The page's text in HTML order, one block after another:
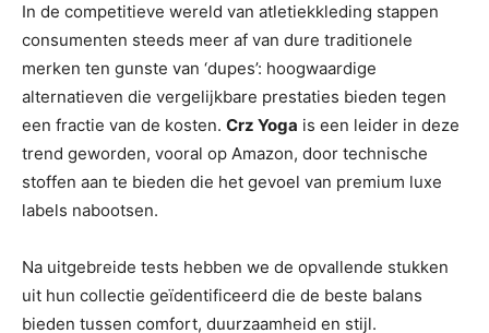
In de competitieve wereld van atletiekkleding stappen
consumenten steeds meer af van dure traditionele
merken ten gunste van ‘dupes’: hoogwaardige
alternatieven die vergelijkbare prestaties bieden tegen
een fractie van de kosten. Crz Yoga is een leider in deze
trend geworden, vooral op Amazon, door technische
stoffen aan te bieden die het gevoel van premium luxe
labels nabootsen.
Na uitgebreide tests hebben we de opvallende stukken
uit hun collectie geïdentificeerd die de beste balans
bieden tussen comfort, duurzaamheid en stijl.